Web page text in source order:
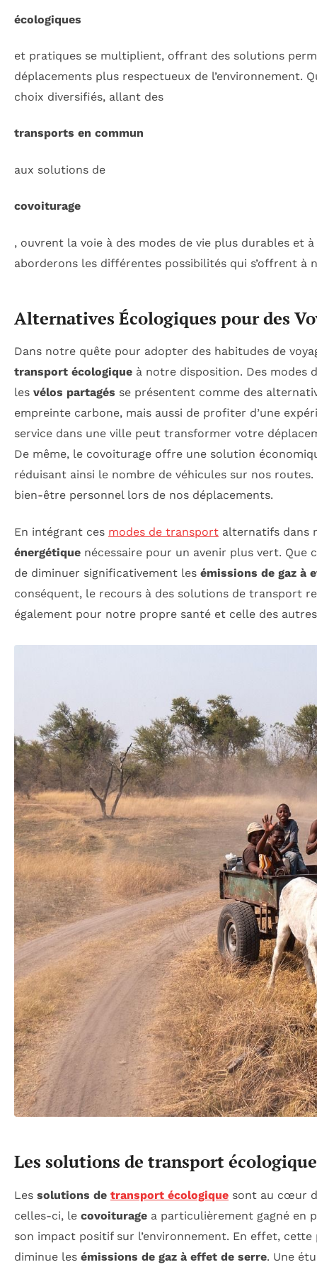
écologiques
et pratiques se multiplient, offrant des solutions
déplacements plus respectueux de l’environnement.
choix diversifiés, allant des
transports en commun
aux solutions de
covoiturage
, ouvrent la voie à des modes de vie plus durables et
aborderons les différentes possibilités qui s’offrent à
Alternatives Écologiques pour des
Dans notre quête pour adopter des habitudes de
transport écologique à notre disposition. Des modes
les vélos partagés se présentent comme des
empreinte carbone, mais aussi de profiter d’une
service dans une ville peut transformer votre
De même, le covoiturage offre une solution
réduisant ainsi le nombre de véhicules sur nos
bien-être personnel lors de nos déplacements.
En intégrant ces modes de transport alternatifs dans
énergétique nécessaire pour un avenir plus vert.
de diminuer significativement les émissions de gaz à
conséquent, le recours à des solutions de transport
également pour notre propre santé et celle des
Les solutions de transport
Les solutions de transport écologique sont au cœur
celles-ci, le covoiturage a particulièrement gagné en
son impact positif sur l’environnement. En effet,
diminue les émissions de gaz à effet de serre. Une